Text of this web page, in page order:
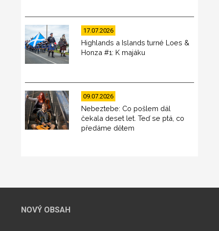
17.07.2026
Highlands a Islands turné Loes &
Honza #1: K majáku
09.07.2026
Nebeztebe: Co pošlem dál
čekala deset let. Teď se ptá, co
předáme dětem
NOVÝ OBSAH